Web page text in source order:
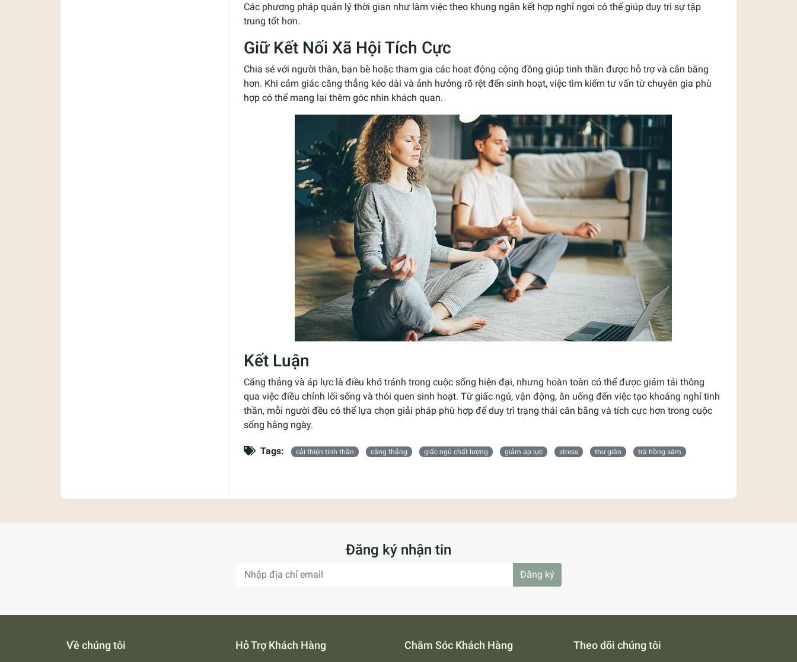
Các phương pháp quản lý thời gian như làm việc theo khung ngắn kết hợp nghỉ ngơi có thể giúp duy trì sự tập
trung tốt hơn.
Giữ Kết Nối Xã Hội Tích Cực
Chia sẻ với người thân, bạn bè hoặc tham gia các hoạt động cộng đồng giúp tinh thần được hỗ trợ và cân bằng
hơn. Khi cảm giác căng thẳng kéo dài và ảnh hưởng rõ rệt đến sinh hoạt, việc tìm kiếm tư vấn từ chuyên gia phù
hợp có thể mang lại thêm góc nhìn khách quan.
Kết Luận
Căng thẳng và áp lực là điều khó tránh trong cuộc sống hiện đại, nhưng hoàn toàn có thể được giảm tải thông
qua việc điều chỉnh lối sống và thói quen sinh hoạt. Từ giấc ngủ, vận động, ăn uống đến việc tạo khoảng nghỉ tinh
thần, mỗi người đều có thể lựa chọn giải pháp phù hợp để duy trì trạng thái cân bằng và tích cực hơn trong cuộc
sống hằng ngày.
Tags: cải thiện tinh thần căng thẳng giấc ngủ chất lượng giảm áp lực stress thư giãn trà hồng sâm
Đăng ký nhận tin
Đăng ký
Về chúng tôi Hỗ Trợ Khách Hàng Chăm Sóc Khách Hàng Theo dõi chúng tôi